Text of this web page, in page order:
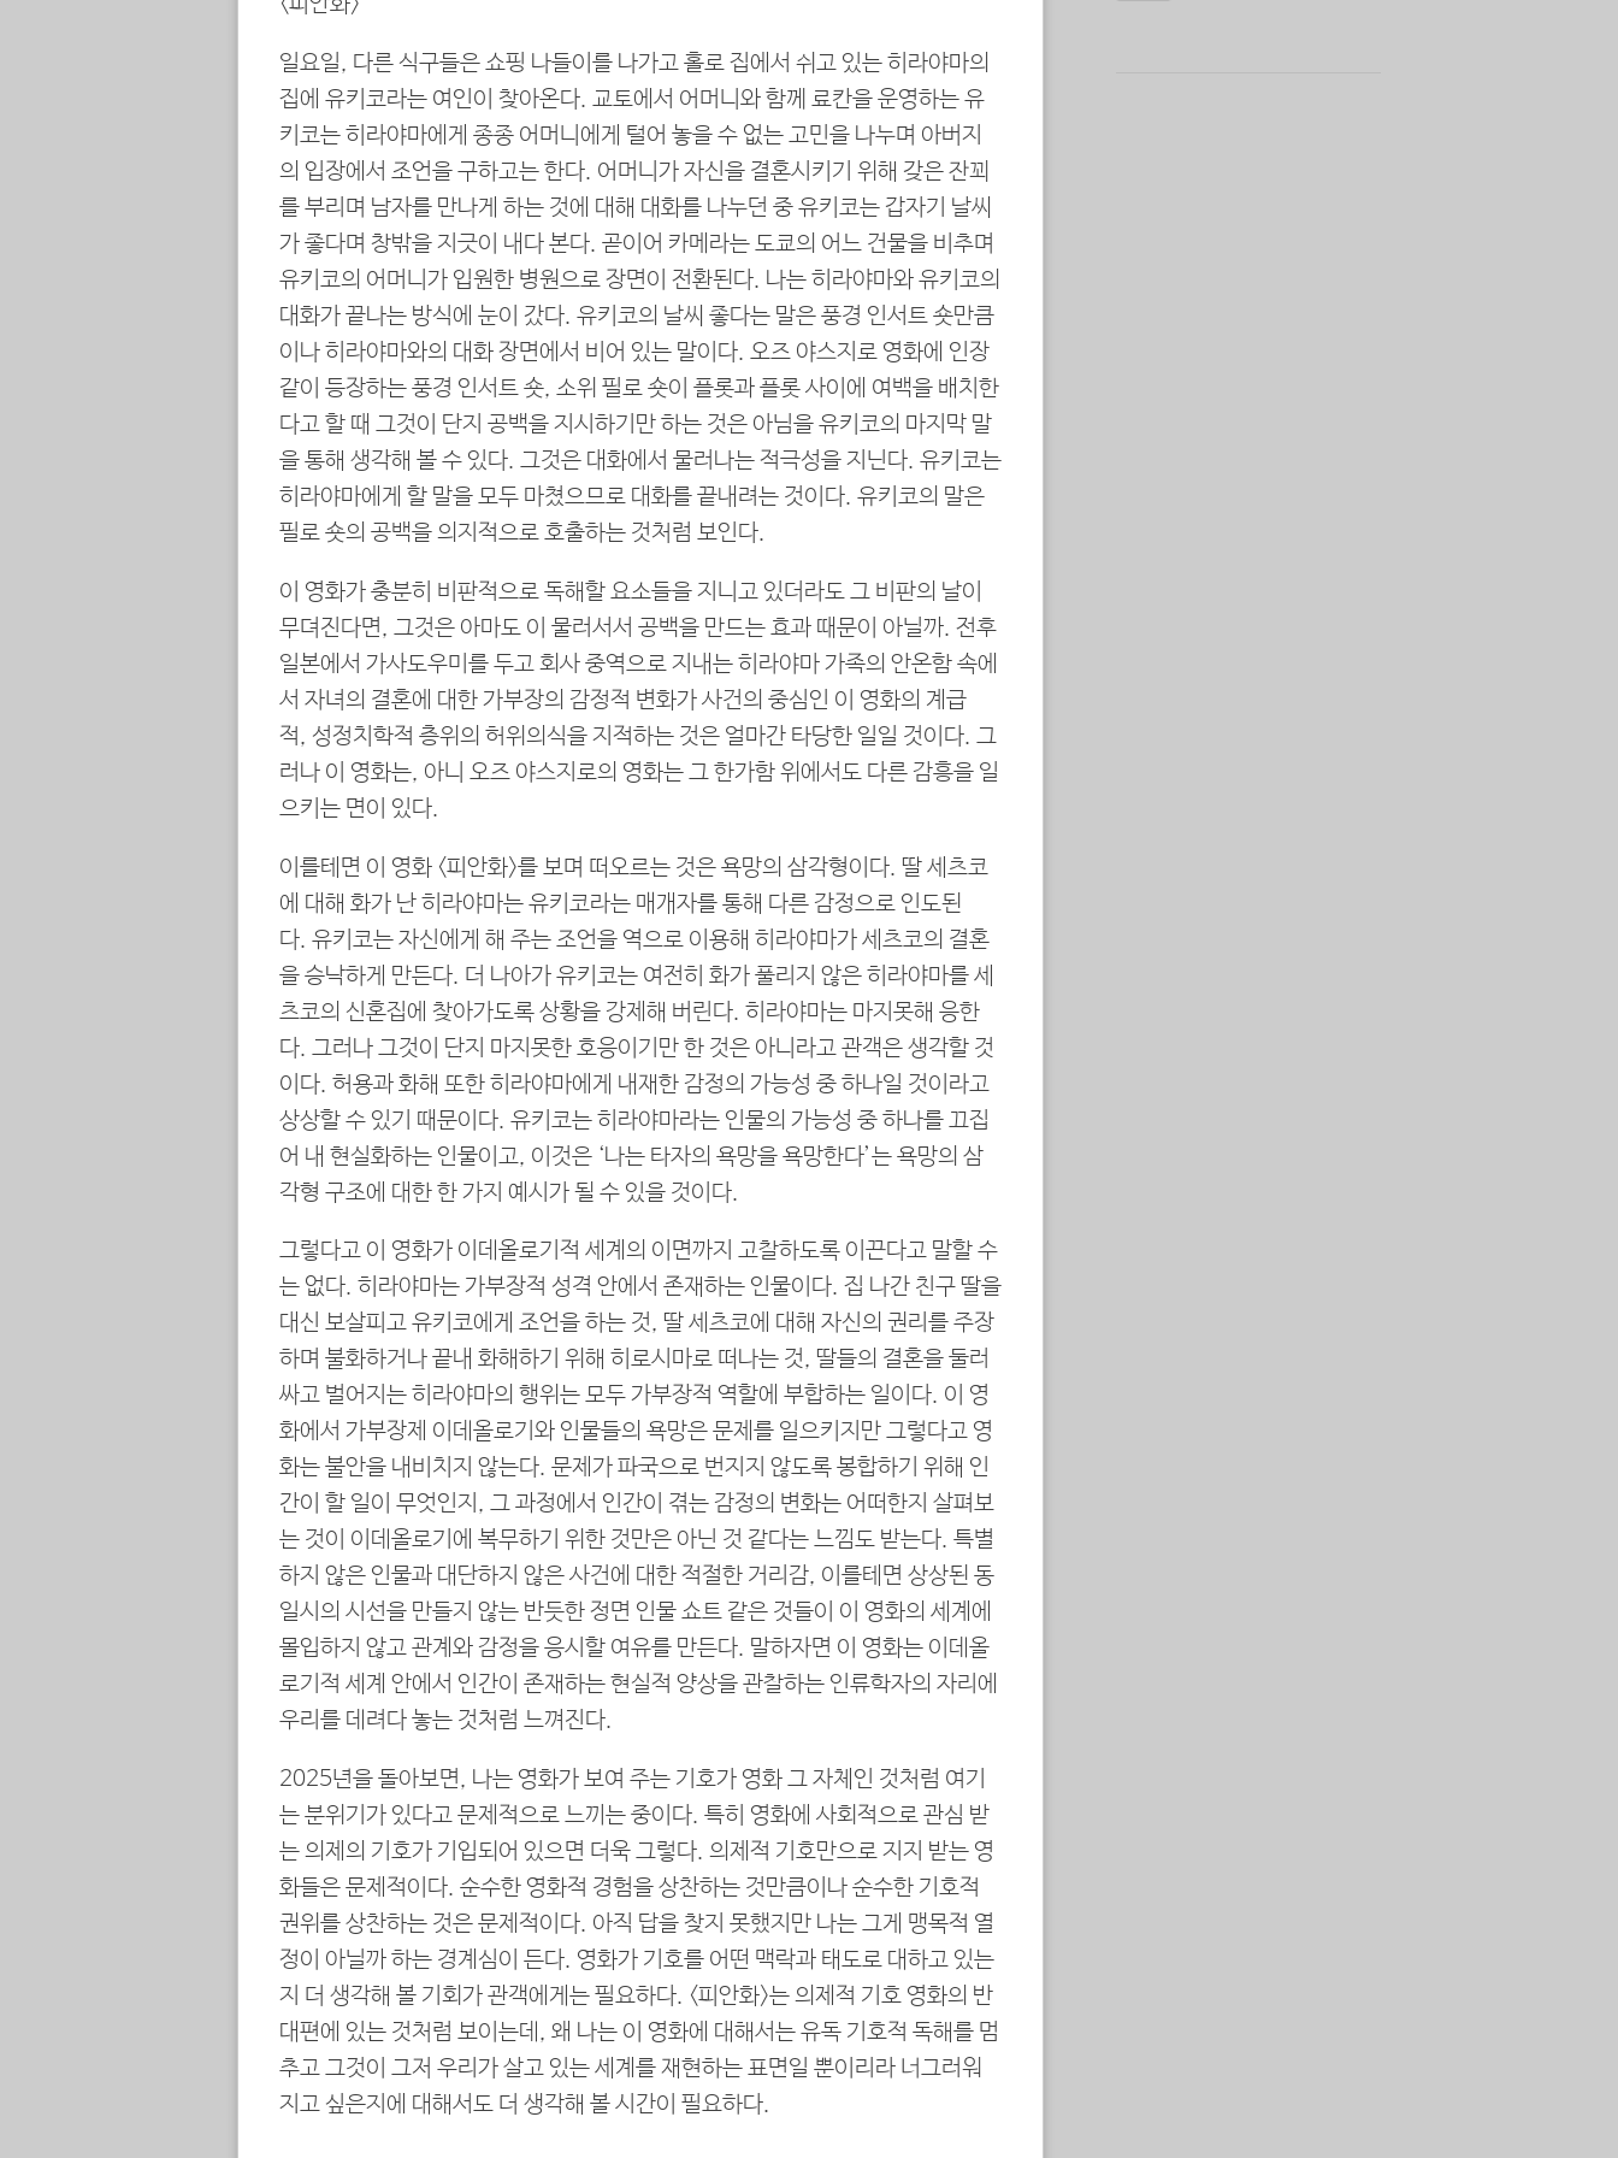
일요일, 다른 식구들은 쇼핑 나들이를 나가고 홀로 집에서 쉬고 있는 히라야마의
집에 유키코라는 여인이 찾아온다. 교토에서 어머니와 함께 료칸을 운영하는 유
키코는 히라야마에게 종종 어머니에게 털어 놓을 수 없는 고민을 나누며 아버지
의 입장에서 조언을 구하고는 한다. 어머니가 자신을 결혼시키기 위해 갖은 잔꾀
를 부리며 남자를 만나게 하는 것에 대해 대화를 나누던 중 유키코는 갑자기 날씨
가 좋다며 창밖을 지긋이 내다 본다. 곧이어 카메라는 도쿄의 어느 건물을 비추며
유키코의 어머니가 입원한 병원으로 장면이 전환된다. 나는 히라야마와 유키코의
대화가 끝나는 방식에 눈이 갔다. 유키코의 날씨 좋다는 말은 풍경 인서트 숏만큼
이나 히라야마와의 대화 장면에서 비어 있는 말이다. 오즈 야스지로 영화에 인장
같이 등장하는 풍경 인서트 숏, 소위 필로 숏이 플롯과 플롯 사이에 여백을 배치한
다고 할 때 그것이 단지 공백을 지시하기만 하는 것은 아님을 유키코의 마지막 말
을 통해 생각해 볼 수 있다. 그것은 대화에서 물러나는 적극성을 지닌다. 유키코는
히라야마에게 할 말을 모두 마쳤으므로 대화를 끝내려는 것이다. 유키코의 말은
필로 숏의 공백을 의지적으로 호출하는 것처럼 보인다.
이 영화가 충분히 비판적으로 독해할 요소들을 지니고 있더라도 그 비판의 날이
무뎌진다면, 그것은 아마도 이 물러서서 공백을 만드는 효과 때문이 아닐까. 전후
일본에서 가사도우미를 두고 회사 중역으로 지내는 히라야마 가족의 안온함 속에
서 자녀의 결혼에 대한 가부장의 감정적 변화가 사건의 중심인 이 영화의 계급
적, 성정치학적 층위의 허위의식을 지적하는 것은 얼마간 타당한 일일 것이다. 그
러나 이 영화는, 아니 오즈 야스지로의 영화는 그 한가함 위에서도 다른 감흥을 일
으키는 면이 있다.
이를테면 이 영화 <피안화>를 보며 떠오르는 것은 욕망의 삼각형이다. 딸 세츠코
에 대해 화가 난 히라야마는 유키코라는 매개자를 통해 다른 감정으로 인도된
다. 유키코는 자신에게 해 주는 조언을 역으로 이용해 히라야마가 세츠코의 결혼
을 승낙하게 만든다. 더 나아가 유키코는 여전히 화가 풀리지 않은 히라야마를 세
츠코의 신혼집에 찾아가도록 상황을 강제해 버린다. 히라야마는 마지못해 응한
다. 그러나 그것이 단지 마지못한 호응이기만 한 것은 아니라고 관객은 생각할 것
이다. 허용과 화해 또한 히라야마에게 내재한 감정의 가능성 중 하나일 것이라고
상상할 수 있기 때문이다. 유키코는 히라야마라는 인물의 가능성 중 하나를 끄집
어 내 현실화하는 인물이고, 이것은 ‘나는 타자의 욕망을 욕망한다’는 욕망의 삼
각형 구조에 대한 한 가지 예시가 될 수 있을 것이다.
그렇다고 이 영화가 이데올로기적 세계의 이면까지 고찰하도록 이끈다고 말할 수
는 없다. 히라야마는 가부장적 성격 안에서 존재하는 인물이다. 집 나간 친구 딸을
대신 보살피고 유키코에게 조언을 하는 것, 딸 세츠코에 대해 자신의 권리를 주장
하며 불화하거나 끝내 화해하기 위해 히로시마로 떠나는 것, 딸들의 결혼을 둘러
싸고 벌어지는 히라야마의 행위는 모두 가부장적 역할에 부합하는 일이다. 이 영
화에서 가부장제 이데올로기와 인물들의 욕망은 문제를 일으키지만 그렇다고 영
화는 불안을 내비치지 않는다. 문제가 파국으로 번지지 않도록 봉합하기 위해 인
간이 할 일이 무엇인지, 그 과정에서 인간이 겪는 감정의 변화는 어떠한지 살펴보
는 것이 이데올로기에 복무하기 위한 것만은 아닌 것 같다는 느낌도 받는다. 특별
하지 않은 인물과 대단하지 않은 사건에 대한 적절한 거리감, 이를테면 상상된 동
일시의 시선을 만들지 않는 반듯한 정면 인물 쇼트 같은 것들이 이 영화의 세계에
몰입하지 않고 관계와 감정을 응시할 여유를 만든다. 말하자면 이 영화는 이데올
로기적 세계 안에서 인간이 존재하는 현실적 양상을 관찰하는 인류학자의 자리에
우리를 데려다 놓는 것처럼 느껴진다.
2025년을 돌아보면, 나는 영화가 보여 주는 기호가 영화 그 자체인 것처럼 여기
는 분위기가 있다고 문제적으로 느끼는 중이다. 특히 영화에 사회적으로 관심 받
는 의제의 기호가 기입되어 있으면 더욱 그렇다. 의제적 기호만으로 지지 받는 영
화들은 문제적이다. 순수한 영화적 경험을 상찬하는 것만큼이나 순수한 기호적
권위를 상찬하는 것은 문제적이다. 아직 답을 찾지 못했지만 나는 그게 맹목적 열
정이 아닐까 하는 경계심이 든다. 영화가 기호를 어떤 맥락과 태도로 대하고 있는
지 더 생각해 볼 기회가 관객에게는 필요하다. <피안화>는 의제적 기호 영화의 반
대편에 있는 것처럼 보이는데, 왜 나는 이 영화에 대해서는 유독 기호적 독해를 멈
추고 그것이 그저 우리가 살고 있는 세계를 재현하는 표면일 뿐이리라 너그러워
지고 싶은지에 대해서도 더 생각해 볼 시간이 필요하다.